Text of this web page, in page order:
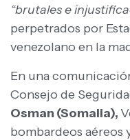
“brutales e
perpetrados por
venezolano en la
En una
Consejo de
Osman (Somalia),
bombardeos aéreos